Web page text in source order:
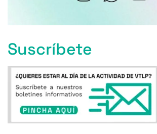
Suscríbete